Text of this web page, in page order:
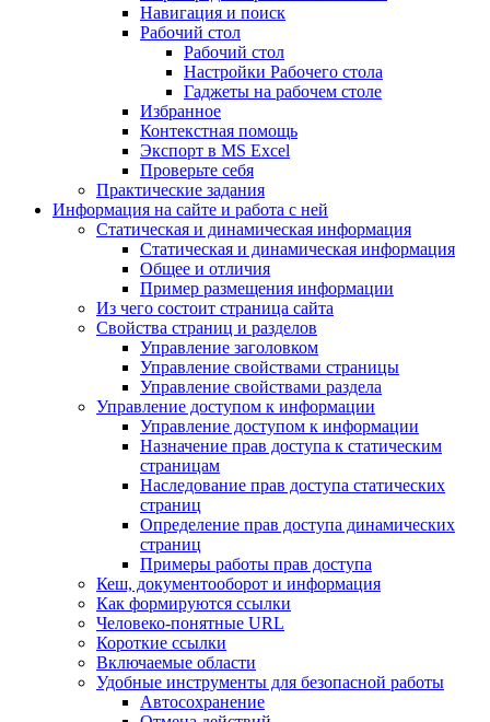
Навигация и поиск
Рабочий стол
Рабочий стол
Настройки Рабочего стола
Гаджеты на рабочем столе
Избранное
Контекстная помощь
Экспорт в MS Excel
Проверьте себя
Практические задания
Информация на сайте и работа с ней
Статическая и динамическая информация
Статическая и динамическая информация
Общее и отличия
Пример размещения информации
Из чего состоит страница сайта
Свойства страниц и разделов
Управление заголовком
Управление свойствами страницы
Управление свойствами раздела
Управление доступом к информации
Управление доступом к информации
Назначение прав доступа к статическим
страницам
Наследование прав доступа статических
страниц
Определение прав доступа динамических
страниц
Примеры работы прав доступа
Кеш, документооборот и информация
Как формируются ссылки
Человеко-понятные URL
Короткие ссылки
Включаемые области
Удобные инструменты для безопасной работы
Автосохранение